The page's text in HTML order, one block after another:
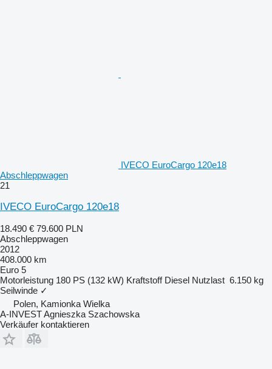
IVECO EuroCargo 120e18
Abschleppwagen
21
IVECO EuroCargo 120e18
18.490 € 79.600 PLN
Abschleppwagen
2012
408.000 km
Euro 5
Motorleistung 180 PS (132 kW) Kraftstoff Diesel Nutzlast 6.150 kg
Seilwinde ✓
Polen, Kamionka Wielka
A-INVEST Agnieszka Szachowska
Verkäufer kontaktieren